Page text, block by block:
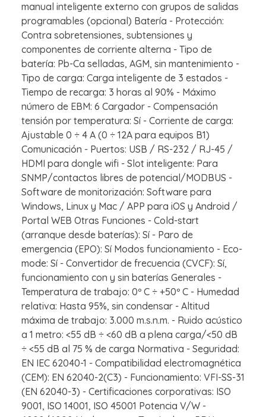
manual inteligente externo con grupos de salidas
programables (opcional) Batería - Protección:
Contra sobretensiones, subtensiones y
componentes de corriente alterna - Tipo de
batería: Pb-Ca selladas, AGM, sin mantenimiento -
Tipo de carga: Carga inteligente de 3 estados -
Tiempo de recarga: 3 horas al 90% - Máximo
número de EBM: 6 Cargador - Compensación
tensión por temperatura: Sí - Corriente de carga:
Ajustable 0 ÷ 4 A (0 ÷ 12A para equipos B1)
Comunicación - Puertos: USB / RS-232 / RJ-45 /
HDMI para dongle wifi - Slot inteligente: Para
SNMP/contactos libres de potencial/MODBUS -
Software de monitorización: Software para
Windows, Linux y Mac / APP para iOS y Android /
Portal WEB Otras Funciones - Cold-start
(arranque desde baterías): Sí - Paro de
emergencia (EPO): Sí Modos funcionamiento - Eco-
mode: Sí - Convertidor de frecuencia (CVCF): Sí,
funcionamiento con y sin baterías Generales -
Temperatura de trabajo: 0º C ÷ +50º C - Humedad
relativa: Hasta 95%, sin condensar - Altitud
máxima de trabajo: 3.000 m.s.n.m. - Ruido acústico
a 1 metro: <55 dB ÷ <60 dB a plena carga/<50 dB
÷ <55 dB al 75 % de carga Normativa - Seguridad:
EN IEC 62040-1 - Compatibilidad electromagnética
(CEM): EN 62040-2(C3) - Funcionamiento: VFI-SS-31
(EN 62040-3) - Certificaciones corporativas: ISO
9001, ISO 14001, ISO 45001 Potencia V/W -